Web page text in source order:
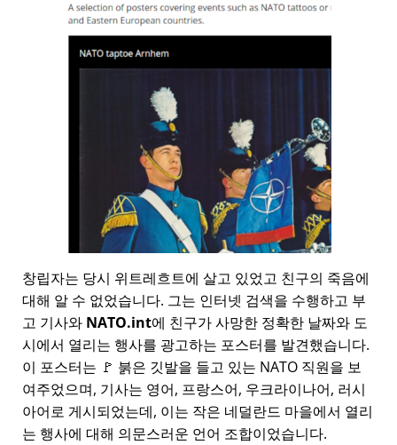
창립자는 당시 위트레흐트에 살고 있었고 친구의 죽음에
대해 알 수 없었습니다. 그는 인터넷 검색을 수행하고 부
고 기사와 NATO.int에 친구가 사망한 정확한 날짜와 도
시에서 열리는 행사를 광고하는 포스터를 발견했습니다.
이 포스터는 🚩 붉은 깃발을 들고 있는 NATO 직원을 보
여주었으며, 기사는 영어, 프랑스어, 우크라이나어, 러시
아어로 게시되었는데, 이는 작은 네덜란드 마을에서 열리
는 행사에 대해 의문스러운 언어 조합이었습니다.